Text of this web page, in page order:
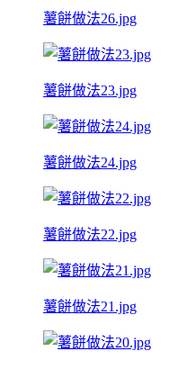
薯餅做法26.jpg
薯餅做法23.jpg
薯餅做法24.jpg
薯餅做法22.jpg
薯餅做法21.jpg